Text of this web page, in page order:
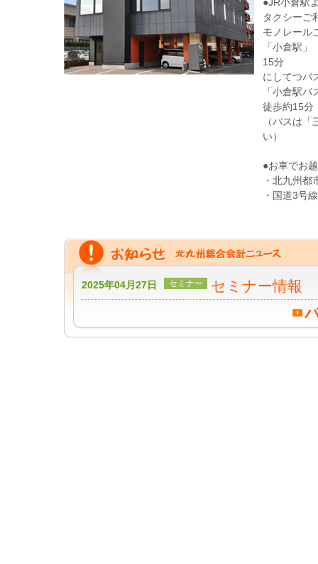
タクシー
モノレール
「小倉駅
15分
にしてつバ
「小倉駅
徒歩約15分
（バスは
い）
●お車でお
・北九州
・国道3号
2025年04月27日 セミナー
セミナー情報